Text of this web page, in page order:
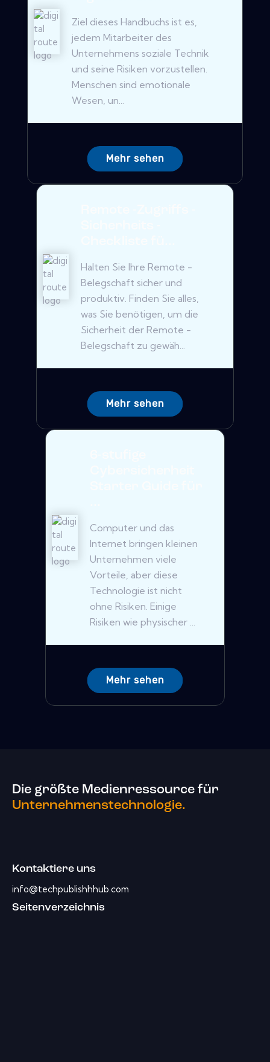
Ziel dieses Handbuchs ist es,
jedem Mitarbeiter des
Unternehmens soziale Technik
und seine Risiken vorzustellen.
Menschen sind emotionale
Wesen, un...
Mehr sehen
Halten Sie Ihre Remote -
Belegschaft sicher und
produktiv. Finden Sie alles,
was Sie benötigen, um die
Sicherheit der Remote -
Belegschaft zu gewäh...
Mehr sehen
Computer und das
Internet bringen kleinen
Unternehmen viele
Vorteile, aber diese
Technologie ist nicht
ohne Risiken. Einige
Risiken wie physischer ...
Mehr sehen
Die größte Medienressource für
Unternehmenstechnologie.
Kontaktiere uns
info@techpublishhhub.com
Seitenverzeichnis